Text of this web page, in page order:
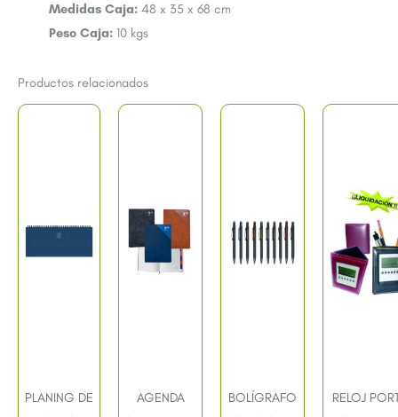
Medidas Caja: 48 x 35 x 68 cm
Peso Caja: 10 kgs
Productos relacionados
PLANING DE
AGENDA
BOLÍGRAFO
RELOJ